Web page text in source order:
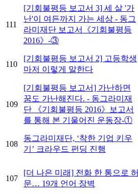
111
[기회불평등 보고서 3] 세 살 '가
난'이 여든까지 가는 세상 - 동그
라미재단 보고서《기회불평등
2016》-③
110
[기회불평등 보고서 2] 고등학생
마저 이렇게 말한다
109
[기회불평등 보고서] 가난하면
꿈도 가난해진다. - 동그라미재
단 《기회불평등 2016》보고서
를 통해 본 기울어진 운동장-①
108
동그라미재단, ‘착한 기업 키우
기’ 크라우드 펀딩 진행
107
[더 나은 미래] 전화 한 통으로 허
문… 19개 언어 장벽